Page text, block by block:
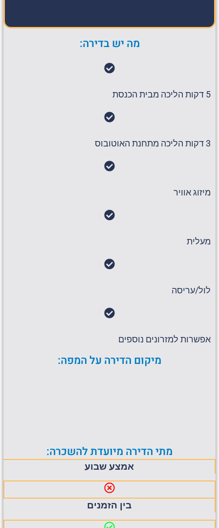
מה יש בדירה:
5 דקות הליכה מבית הכנסת
3 דקות הליכה מתחנת האוטובוס
מיזוג אוויר
מעלית
לול/עריסה
אפשרות למזרונים נוספים
מיקום הדירה על המפה:
מתי הדירה מיועדת להשכרה:
אמצע שבוע
בין הזמנים